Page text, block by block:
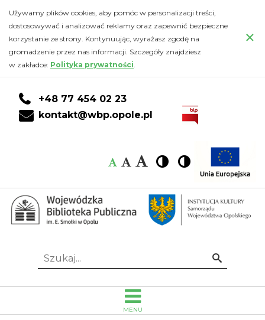
Dni
solidarności
z
osobami
chorującymi
Wojewódzka
Biblioteka
Publiczna
im.
Emanuela
do
głównej
treści
DO
KONTA
CZYTELNIKA
DO
WYSZUKIWARKI
do
stopki
Używamy plików cookies, aby pomóc w personalizacji treści,
dostosowywać i analizować reklamy oraz zapewnić bezpieczne
korzystanie ze strony. Kontynuując, wyrażasz zgodę na
gromadzenie przez nas informacji. Szczegóły znajdziesz
w zakładce: Polityka prywatności.
×
+48 77 454 02 23
kontakt@wbp.opole.pl
Czcionka:
Czcionka
Czcionka
Czcionka
Wysoki
kontrast
Wysoki
kontrast
Idź
Szukaj...
MENU